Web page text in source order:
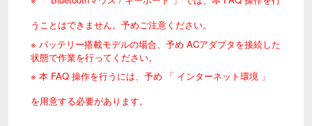
うことはできません。予めご注意ください。
※ バッテリー搭載モデルの場合、予め ACアダプタを接続した
状態で作業を行ってください。
※ 本 FAQ 操作を行うには、予め 「 インターネット環境 」
を用意する必要があります。